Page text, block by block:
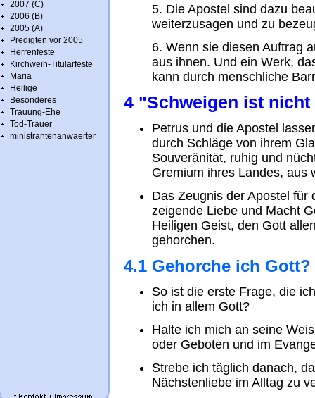
2007 (C)
2006 (B)
2005 (A)
Predigten vor 2005
Herrenfeste
Kirchweih-Titularfeste
Maria
Heilige
Besonderes
Trauung-Ehe
Tod-Trauer
ministrantenanwaerter
5. Die Apostel sind dazu
weiterzusagen und zu
6. Wenn sie diesen Auftrag
aus ihnen. Und ein Werk,
kann durch menschliche
4 "Schweigen ist
Petrus und die Apostel
durch Schläge von ihrem
Souveränität, ruhig und
Gremium ihres Landes, aus
Das Zeugnis der Apostel für
zeigende Liebe und Macht
Heiligen Geist, den Gott
gehorchen.
4.1 Gehorche ich Gott?
So ist die erste Frage, die
ich in allem Gott?
Halte ich mich an seine
oder Geboten und im
Strebe ich täglich danach,
Nächstenliebe im Alltag zu